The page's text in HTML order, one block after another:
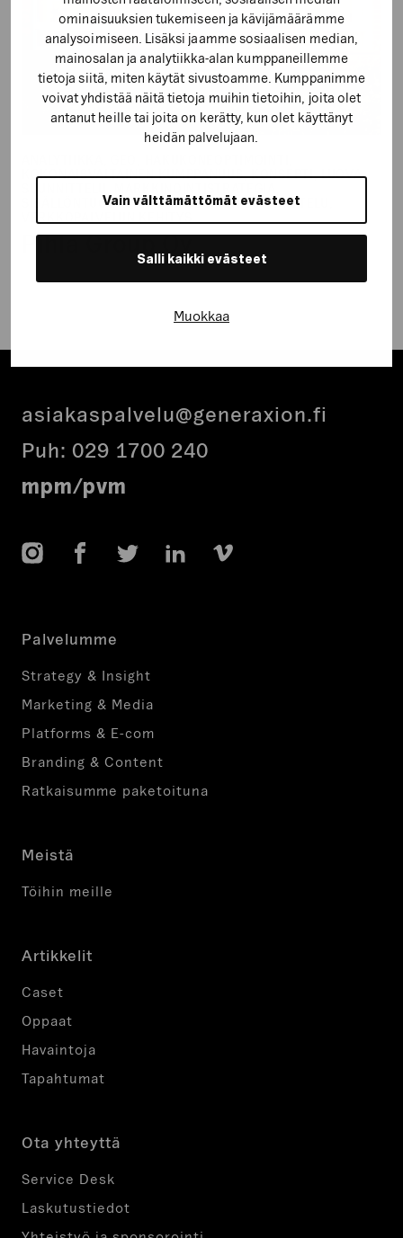
ominaisuuksien tukemiseen ja kävijämäärämme
analysoimiseen. Lisäksi jaamme sosiaalisen median,
mainosalan ja analytiikka-alan kumppaneillemme
tietoja siitä, miten käytät sivustoamme. Kumppanimme
voivat yhdistää näitä tietoja muihin tietoihin, joita olet
antanut heille tai joita on kerätty, kun olet käyttänyt
heidän palvelujaan.
Vain välttämättömät evästeet
Salli kaikki evästeet
Muokkaa
KOKONAISVALTAINEN KUMPPANUUS, KONSEPTI, LUOVA
SISÄLLÖNTUOTANTO, STRATEGINEN SUUNNITTELU,
Pihla Group Oy
asiakaspalvelu@generaxion.fi
Puh: 029 1700 240
mpm/pvm
InstagramFacebookTwitter LinkedIn
Palvelumme
Strategy & Insight
Marketing & Media
Platforms & E-com
Branding & Content
Ratkaisumme paketoituna
Meistä
Töihin meille
Artikkelit
Caset
Oppaat
Havaintoja
Tapahtumat
Ota yhteyttä
Service Desk
Laskutustiedot